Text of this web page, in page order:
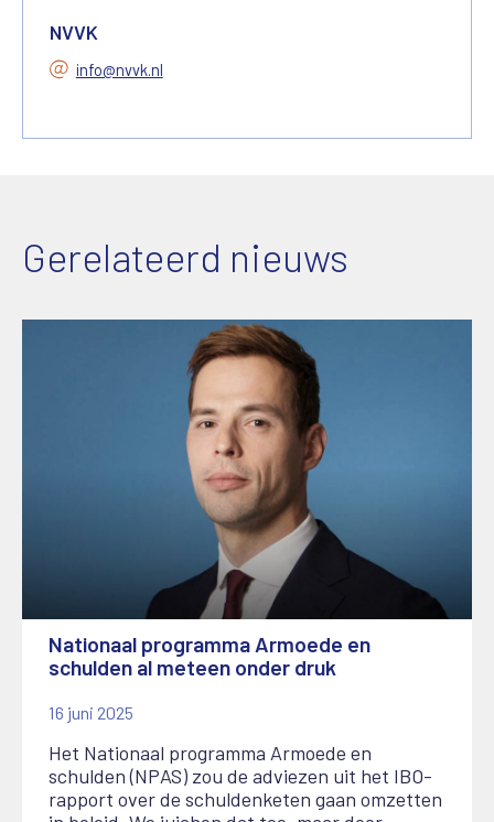
NVVK
info@nvvk.nl
Gerelateerd nieuws
Nationaal programma Armoede en
schulden al meteen onder druk
16 juni 2025
Het Nationaal programma Armoede en
schulden (NPAS) zou de adviezen uit het IBO-
rapport over de schuldenketen gaan omzetten